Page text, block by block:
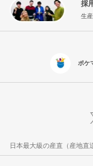
採
生
ポケ
日本最大級の産直（産地直